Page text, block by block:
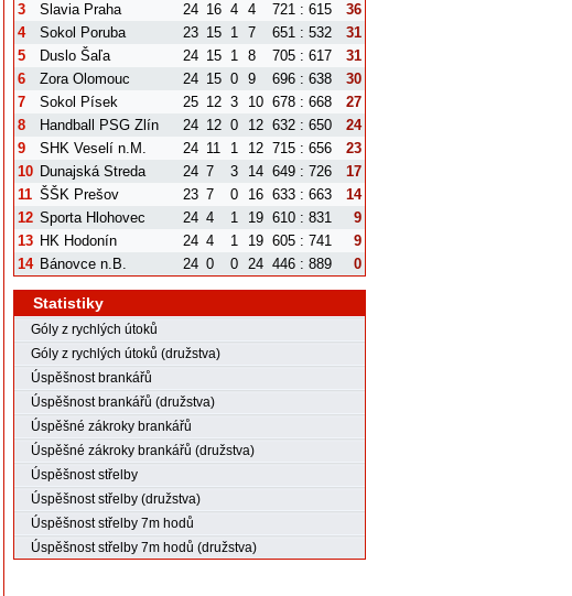
3
Slavia Praha 24 16 4 4 721 : 615
36
4
Sokol Poruba 23 15 1 7 651 : 532
31
5
Duslo Šaľa 24 15 1 8 705 : 617
31
6
Zora Olomouc 24 15 0 9 696 : 638
30
7
Sokol Písek 25 12 3 10 678 : 668
27
8
Handball PSG Zlín 24 12 0 12 632 : 650
24
9
SHK Veselí n.M. 24 11 1 12 715 : 656
23
10 Dunajská Streda 24 7 3 14 649 : 726
17
11 ŠŠK Prešov 23 7 0 16 633 : 663
14
12 Sporta Hlohovec 24 4 1 19 610 : 831
9
13 HK Hodonín 24 4 1 19 605 : 741
9
14 Bánovce n.B. 24 0 0 24 446 : 889 0
Statistiky
Góly z rychlých útoků
Góly z rychlých útoků (družstva)
Úspěšnost brankářů
Úspěšnost brankářů (družstva)
Úspěšné zákroky brankářů
Úspěšné zákroky brankářů (družstva)
Úspěšnost střelby
Úspěšnost střelby (družstva)
Úspěšnost střelby 7m hodů
Úspěšnost střelby 7m hodů (družstva)